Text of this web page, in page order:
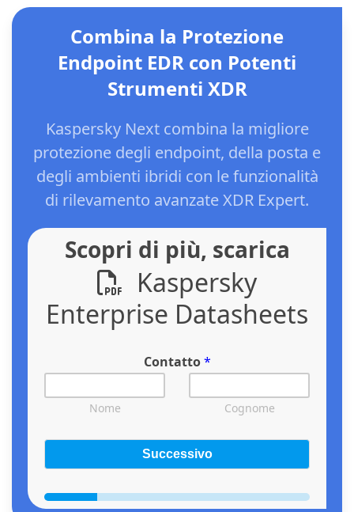
Combina la Protezione
Endpoint EDR con Potenti
Strumenti XDR
Kaspersky Next combina la migliore
protezione degli endpoint, della posta e
degli ambienti ibridi con le funzionalità
di rilevamento avanzate XDR Expert.
Scopri di più, scarica
Kaspersky
Enterprise Datasheets
Contatto*
Nome Cognome
Successivo